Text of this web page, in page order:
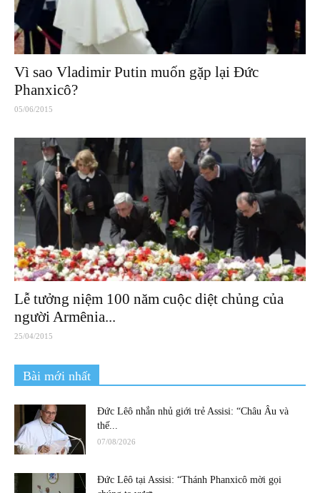
Vì sao Vladimir Putin muốn gặp lại Đức
Phanxicô?
05/06/2015
Lễ tưởng niệm 100 năm cuộc diệt chủng của
người Armênia...
25/04/2015
Bài mới nhất
Đức Lêô nhắn nhủ giới trẻ Assisi: “Châu Âu và
thế...
07/08/2026
Đức Lêô tại Assisi: “Thánh Phanxicô mời gọi